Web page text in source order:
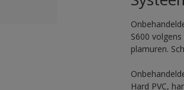
S600
plamuren.
Hard PVC,